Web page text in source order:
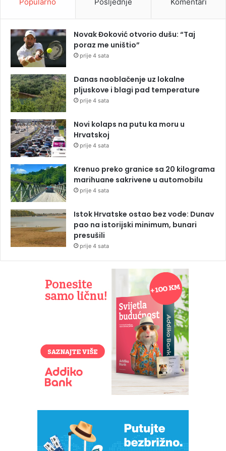
Popularno Posljednje Komentari
Novak Đoković otvorio dušu: “Taj
poraz me uništio”
prije 4 sata
Danas naoblačenje uz lokalne
pljuskove i blagi pad temperature
prije 4 sata
Novi kolaps na putu ka moru u
Hrvatskoj
prije 4 sata
Krenuo preko granice sa 20 kilograma
marihuane sakrivene u automobilu
prije 4 sata
Istok Hrvatske ostao bez vode: Dunav
pao na istorijski minimum, bunari
presušili
prije 4 sata